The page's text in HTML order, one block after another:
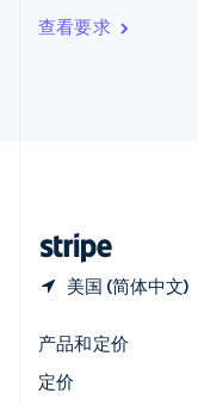
查看要求
美国 (简体中文)
印度
English
产品和定价
定价